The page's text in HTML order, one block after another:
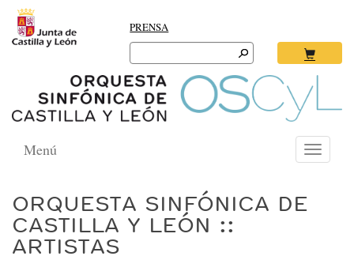
PRENSA
Search
for:
Toggle
Menú
ORQUESTA SINFÓNICA DE
CASTILLA Y LEÓN ::
ARTISTAS